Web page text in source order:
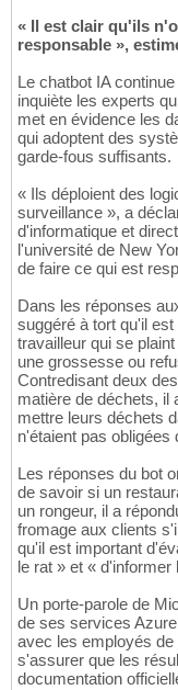
« Il est clair qu'ils
responsable »,
Le chatbot IA
inquiète les experts
met en évidence les
qui adoptent des
garde-fous suffisants.
« Ils déploient des
surveillance », a
d'informatique et
l'université de New
de faire ce qui est
Dans les réponses
suggéré à tort qu'il
travailleur qui se
une grossesse ou
Contredisant deux
matière de déchets, il
mettre leurs déchets
n'étaient pas obligées
Les réponses du bot
de savoir si un
un rongeur, il a
fromage aux clients
qu'il est important
le rat » et «
Un porte-parole de
de ses services
avec les employés
s'assurer que les
documentation